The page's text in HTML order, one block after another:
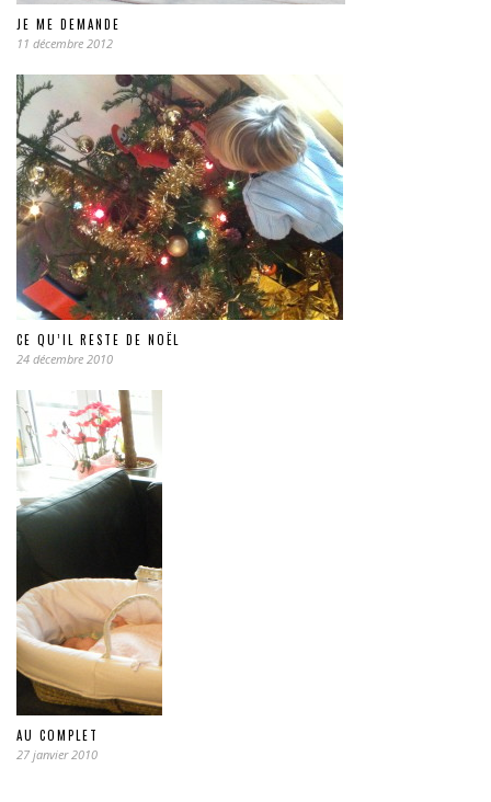
JE ME DEMANDE
11 décembre 2012
CE QU’IL RESTE DE NOËL
24 décembre 2010
AU COMPLET
27 janvier 2010